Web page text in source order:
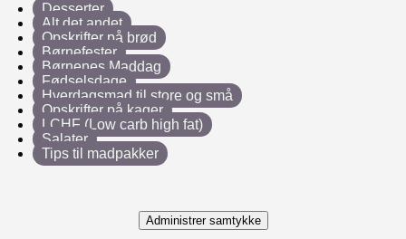
Desserter
Alt det andet
Opskrifter på brød
Børnefester
Børnenes Maddag
Fødselsdage
Hverdagsmad til store og små
Opskrifter på kager
LCHF (Low carb high fat)
Salater
Tips til madpakker
Administrer samtykke